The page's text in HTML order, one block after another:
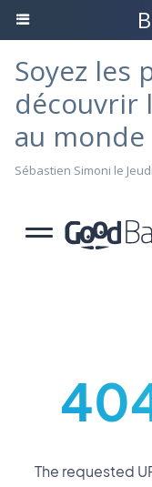
Soyez les
découvrir
au monde
Sébastien Simoni le